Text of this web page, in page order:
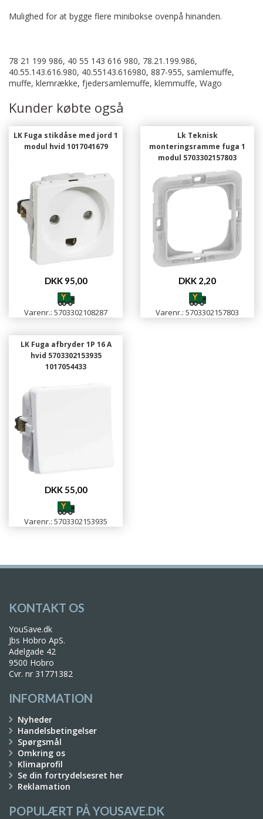
Mulighed for at bygge flere minibokse ovenpå hinanden.
78 21 199 986, 40 55 143 616 980, 78.21.199.986,
40.55.143.616.980, 40.55143.616980, 887-955, samlemuffe,
muffe, klemrække, fjedersamlemuffe, klemmuffe, Wago
Kunder købte også
LK Fuga stikdåse med jord 1
modul hvid 1017041679
DKK 95,00
Varenr.: 5703302108287
Lk Teknisk
monteringsramme fuga 1
modul 5703302157803
DKK 2,20
Varenr.: 5703302157803
LK Fuga afbryder 1P 16 A
hvid 5703302153935
1017054433
DKK 55,00
Varenr.: 5703302153935
KONTAKT OS
YouSave.dk
Jbs Hobro ApS.
Adelgade 42
9500 Hobro
Cvr. nr 31771382
INFORMATION
Nyheder
Handelsbetingelser
Spørgsmål
Omkring os
Klimaprofil
Se din fortrydelsesret her
Reklamation
POPULÆRT PÅ YOUSAVE.DK